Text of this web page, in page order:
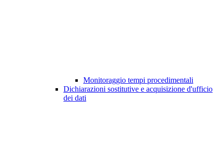
Monitoraggio tempi procedimentali
Dichiarazioni sostitutive e acquisizione d'ufficio
dei dati